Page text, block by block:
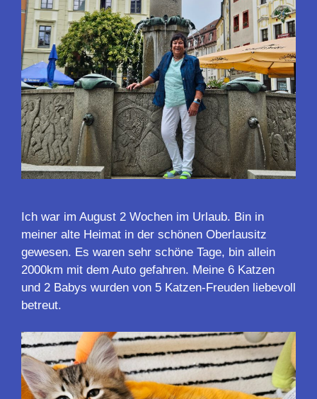
Ich war im August 2 Wochen im Urlaub. Bin in
meiner alte Heimat in der schönen Oberlausitz
gewesen. Es waren sehr schöne Tage, bin allein
2000km mit dem Auto gefahren. Meine 6 Katzen
und 2 Babys wurden von 5 Katzen-Freuden liebevoll
betreut.